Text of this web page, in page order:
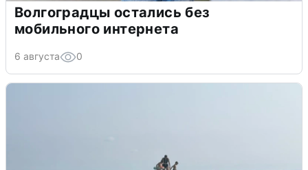
Волгоградцы остались без
мобильного интернета
6 августа 0